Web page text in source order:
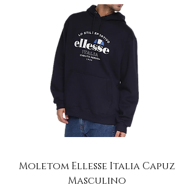
Moletom Ellesse Italia Capuz
Masculino